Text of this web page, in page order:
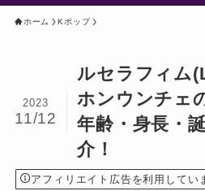
ホーム Kポップ
ルセラフィム
ホンウンチェ
年齢・身長・
介！
2023
11/12
アフィリエイト広告を利用してい